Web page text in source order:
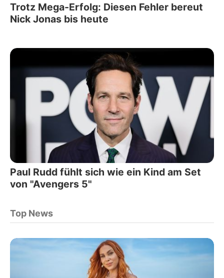
Trotz Mega-Erfolg: Diesen Fehler bereut
Nick Jonas bis heute
Paul Rudd fühlt sich wie ein Kind am Set
von "Avengers 5"
Top News